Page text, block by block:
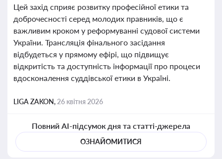
Цей захід сприяє розвитку професійної етики та
доброчесності серед молодих правників, що є
важливим кроком у реформуванні судової системи
України. Трансляція фінального засідання
відбудеться у прямому ефірі, що підвищує
відкритість та доступність інформації про процеси
вдосконалення суддівської етики в Україні.
LIGA ZAKON, 26 квітня 2026
Повний AI-підсумок дня та статті-джерела
ОЗНАЙОМИТИСЯ